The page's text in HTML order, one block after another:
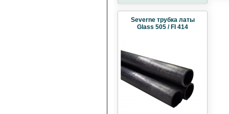
Severne трубка латы
Glass 505 / FI 414